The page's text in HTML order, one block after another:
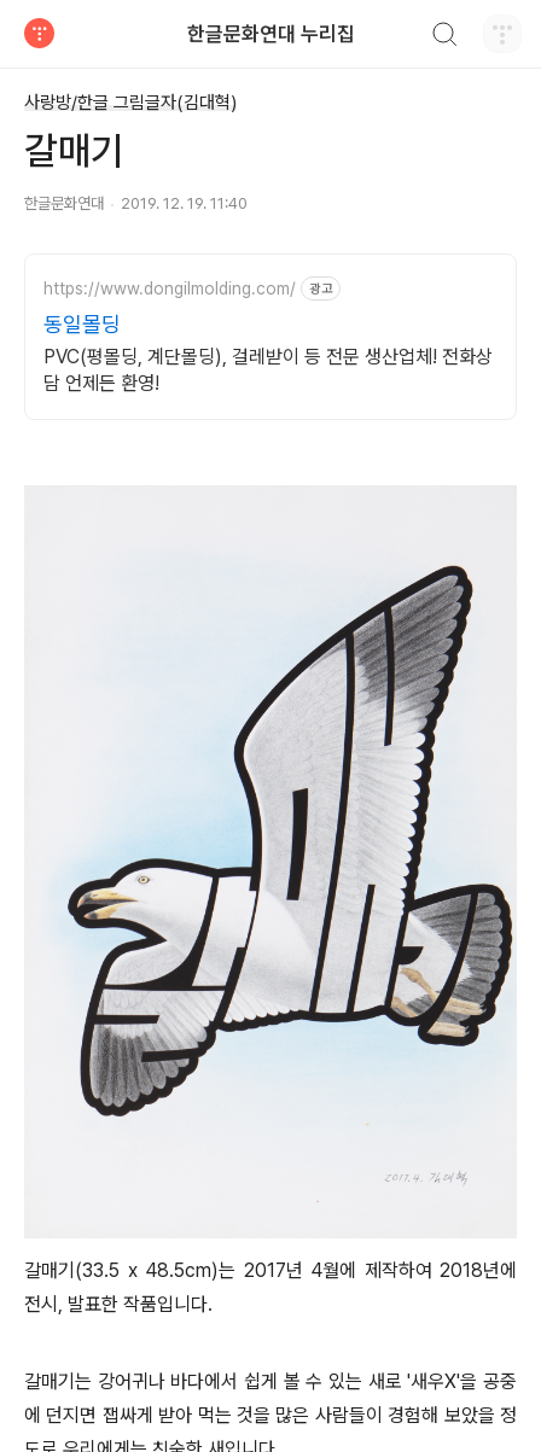
한글문화연대 누리집
사랑방/한글 그림글자(김대혁)
갈매기
한글문화연대 2019. 12. 19. 11:40
https://www.dongilmolding.com/ 광고
동일몰딩
PVC(평몰딩, 계단몰딩), 걸레받이 등 전문 생산업체! 전화상
담 언제든 환영!
갈매기(33.5 x 48.5cm)는 2017년 4월에 제작하여 2018년에
전시, 발표한 작품입니다.
갈매기는 강어귀나 바다에서 쉽게 볼 수 있는 새로 '새우X'을 공중
에 던지면 잽싸게 받아 먹는 것을 많은 사람들이 경험해 보았을 정